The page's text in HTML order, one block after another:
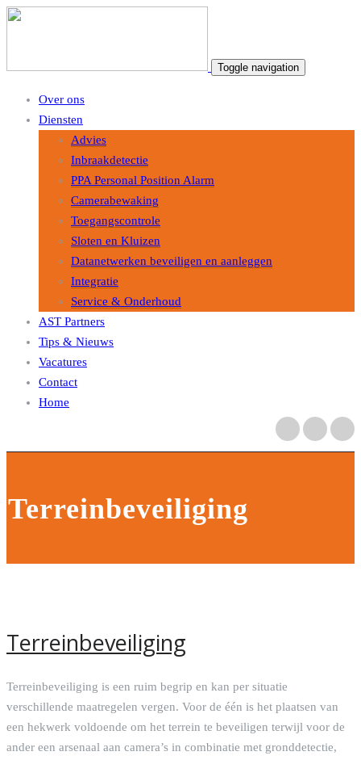
Toggle navigation
Over ons
Diensten
Advies
Inbraakdetectie
PPA Personal Position Alarm
Camerabewaking
Toegangscontrole
Sloten en Kluizen
Datanetwerken beveiligen en aanleggen
Integratie
Service & Onderhoud
AST Partners
Tips & Nieuws
Vacatures
Contact
Home
Terreinbeveiliging
Terreinbeveiliging
Terreinbeveiliging is een ruim begrip en kan per situatie
verschillende maatregelen vergen. Voor de één is het plaatsen van
een hekwerk voldoende om het terrein te beveiligen terwijl voor de
ander een arsenaal aan camera’s in combinatie met gronddetectie,